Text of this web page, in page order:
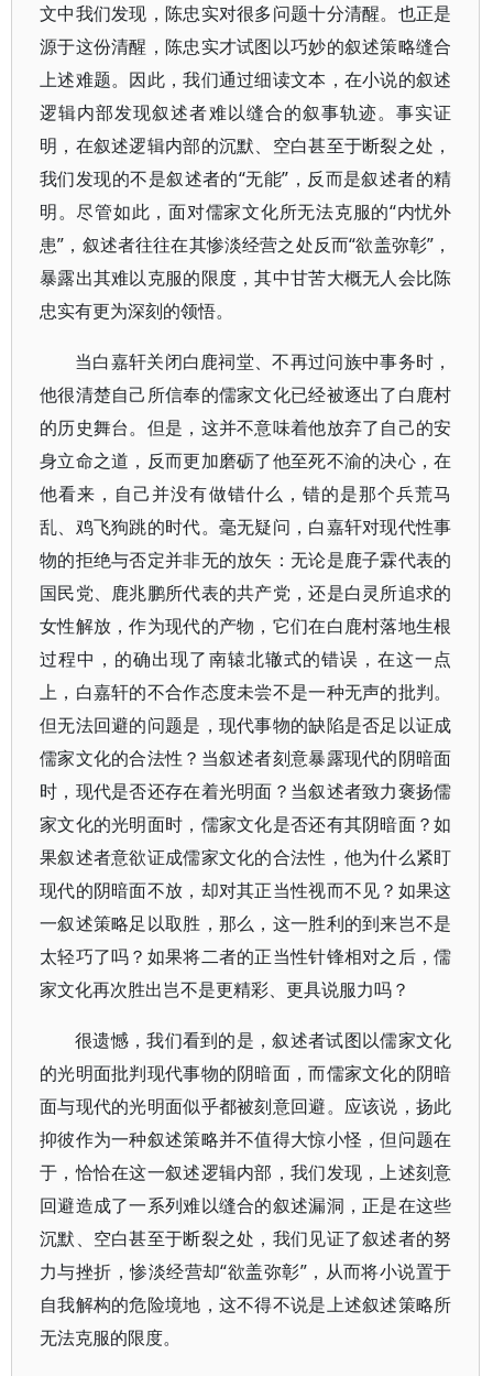
文中我们发现，陈忠实对很多问题十分清醒。也正是
源于这份清醒，陈忠实才试图以巧妙的叙述策略缝合
上述难题。因此，我们通过细读文本，在小说的叙述
逻辑内部发现叙述者难以缝合的叙事轨迹。事实证
明，在叙述逻辑内部的沉默、空白甚至于断裂之处，
我们发现的不是叙述者的“无能”，反而是叙述者的精
明。尽管如此，面对儒家文化所无法克服的“内忧外
患”，叙述者往往在其惨淡经营之处反而“欲盖弥彰”，
暴露出其难以克服的限度，其中甘苦大概无人会比陈
忠实有更为深刻的领悟。
当白嘉轩关闭白鹿祠堂、不再过问族中事务时，
他很清楚自己所信奉的儒家文化已经被逐出了白鹿村
的历史舞台。但是，这并不意味着他放弃了自己的安
身立命之道，反而更加磨砺了他至死不渝的决心，在
他看来，自己并没有做错什么，错的是那个兵荒马
乱、鸡飞狗跳的时代。毫无疑问，白嘉轩对现代性事
物的拒绝与否定并非无的放矢：无论是鹿子霖代表的
国民党、鹿兆鹏所代表的共产党，还是白灵所追求的
女性解放，作为现代的产物，它们在白鹿村落地生根
过程中，的确出现了南辕北辙式的错误，在这一点
上，白嘉轩的不合作态度未尝不是一种无声的批判。
但无法回避的问题是，现代事物的缺陷是否足以证成
儒家文化的合法性？当叙述者刻意暴露现代的阴暗面
时，现代是否还存在着光明面？当叙述者致力褒扬儒
家文化的光明面时，儒家文化是否还有其阴暗面？如
果叙述者意欲证成儒家文化的合法性，他为什么紧盯
现代的阴暗面不放，却对其正当性视而不见？如果这
一叙述策略足以取胜，那么，这一胜利的到来岂不是
太轻巧了吗？如果将二者的正当性针锋相对之后，儒
家文化再次胜出岂不是更精彩、更具说服力吗？
很遗憾，我们看到的是，叙述者试图以儒家文化
的光明面批判现代事物的阴暗面，而儒家文化的阴暗
面与现代的光明面似乎都被刻意回避。应该说，扬此
抑彼作为一种叙述策略并不值得大惊小怪，但问题在
于，恰恰在这一叙述逻辑内部，我们发现，上述刻意
回避造成了一系列难以缝合的叙述漏洞，正是在这些
沉默、空白甚至于断裂之处，我们见证了叙述者的努
力与挫折，惨淡经营却“欲盖弥彰”，从而将小说置于
自我解构的危险境地，这不得不说是上述叙述策略所
无法克服的限度。